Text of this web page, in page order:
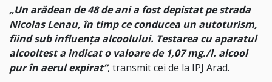
„Un arădean de 48 de ani a fost depistat pe strada
Nicolas Lenau, în timp ce conducea un autoturism,
fiind sub influența alcoolului. Testarea cu aparatul
alcooltest a indicat o valoare de 1,07 mg./l. alcool
pur în aerul expirat”, transmit cei de la IPJ Arad.